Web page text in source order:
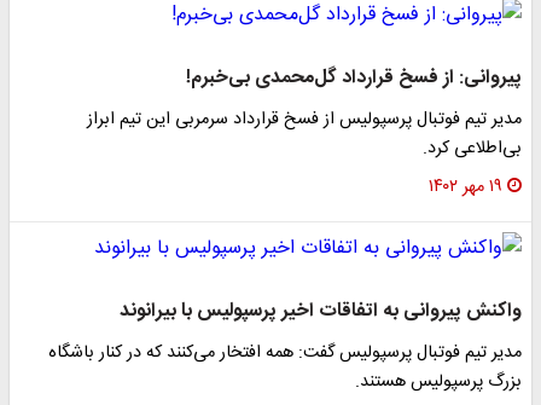
پیروانی: از فسخ قرارداد گل‌محمدی بی‌خبرم!
مدیر تیم فوتبال پرسپولیس از فسخ قرارداد سرمربی این تیم ابراز
بی‌اطلاعی کرد.
۱۹ مهر ۱۴۰۲
واکنش پیروانی به اتفاقات اخیر پرسپولیس با بیرانوند
مدیر تیم فوتبال پرسپولیس گفت: همه افتخار می‌کنند که در کنار باشگاه
بزرگ پرسپولیس هستند.